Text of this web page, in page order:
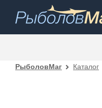
РыболовМаг Каталог